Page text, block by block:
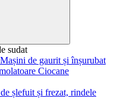
sudat
Mașini de gaurit și înșurubat
Ciocane